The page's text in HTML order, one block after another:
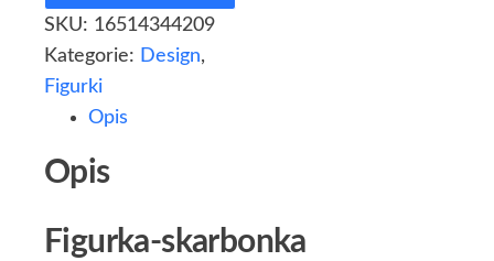
SKU: 16514344209
Kategorie: Design,
Figurki
Opis
Opis
Figurka-skarbonka